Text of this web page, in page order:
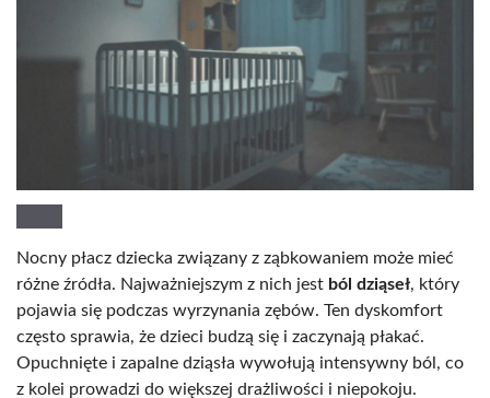
Nocny płacz dziecka związany z ząbkowaniem może mieć
różne źródła. Najważniejszym z nich jest ból dziąseł, który
pojawia się podczas wyrzynania zębów. Ten dyskomfort
często sprawia, że dzieci budzą się i zaczynają płakać.
Opuchnięte i zapalne dziąsła wywołują intensywny ból, co
z kolei prowadzi do większej drażliwości i niepokoju.